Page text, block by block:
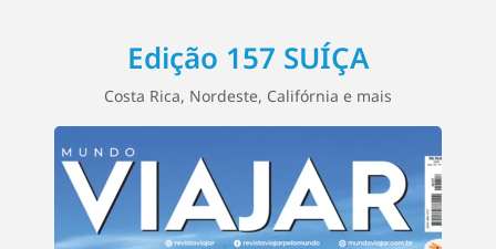
Edição 157 SUÍÇA
Costa Rica, Nordeste, Califórnia e mais